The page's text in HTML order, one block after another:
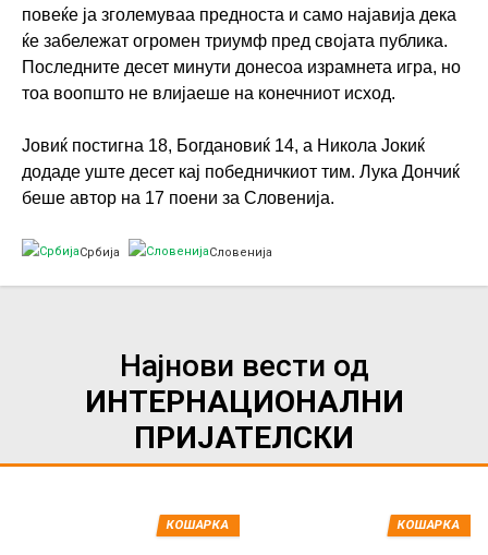
повеќе ја зголемуваа предноста и само најавија дека
ќе забележат огромен триумф пред својата публика.
Последните десет минути донесоа израмнета игра, но
тоа воопшто не влијаеше на конечниот исход.
Јовиќ постигна 18, Богдановиќ 14, а Никола Јокиќ
додаде уште десет кај победничкиот тим. Лука Дончиќ
беше автор на 17 поени за Словенија.
Србија Словенија
Најнови вести од
ИНТЕРНАЦИОНАЛНИ
ПРИЈАТЕЛСКИ
КОШАРКА КОШАРКА